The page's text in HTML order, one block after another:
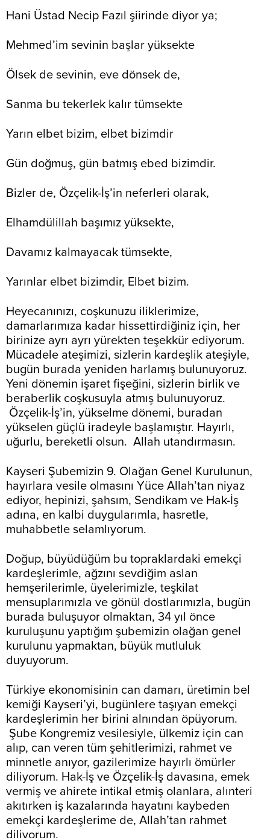
Hani Üstad Necip Fazıl şiirinde diyor ya;
Mehmed’im sevinin başlar yüksekte
Ölsek de sevinin, eve dönsek de,
Sanma bu tekerlek kalır tümsekte
Yarın elbet bizim, elbet bizimdir
Gün doğmuş, gün batmış ebed bizimdir.
Bizler de, Özçelik-İş’in neferleri olarak,
Elhamdülillah başımız yüksekte,
Davamız kalmayacak tümsekte,
Yarınlar elbet bizimdir, Elbet bizim.
Heyecanınızı, coşkunuzu iliklerimize,
damarlarımıza kadar hissettirdiğiniz için, her
birinize ayrı ayrı yürekten teşekkür ediyorum.
Mücadele ateşimizi, sizlerin kardeşlik ateşiyle,
bugün burada yeniden harlamış bulunuyoruz.
Yeni dönemin işaret fişeğini, sizlerin birlik ve
beraberlik coşkusuyla atmış bulunuyoruz.
Özçelik-İş’in, yükselme dönemi, buradan
yükselen güçlü iradeyle başlamıştır. Hayırlı,
uğurlu, bereketli olsun. Allah utandırmasın.
Kayseri Şubemizin 9. Olağan Genel Kurulunun,
hayırlara vesile olmasını Yüce Allah’tan niyaz
ediyor, hepinizi, şahsım, Sendikam ve Hak-İş
adına, en kalbi duygularımla, hasretle,
muhabbetle selamlıyorum.
Doğup, büyüdüğüm bu topraklardaki emekçi
kardeşlerimle, ağzını sevdiğim aslan
hemşerilerimle, üyelerimizle, teşkilat
mensuplarımızla ve gönül dostlarımızla, bugün
burada buluşuyor olmaktan, 34 yıl önce
kuruluşunu yaptığım şubemizin olağan genel
kurulunu yapmaktan, büyük mutluluk
duyuyorum.
Türkiye ekonomisinin can damarı, üretimin bel
kemiği Kayseri’yi, bugünlere taşıyan emekçi
kardeşlerimin her birini alnından öpüyorum.
Şube Kongremiz vesilesiyle, ülkemiz için can
alıp, can veren tüm şehitlerimizi, rahmet ve
minnetle anıyor, gazilerimize hayırlı ömürler
diliyorum. Hak-İş ve Özçelik-İş davasına, emek
vermiş ve ahirete intikal etmiş olanlara, alınteri
akıtırken iş kazalarında hayatını kaybeden
emekçi kardeşlerime de, Allah’tan rahmet
diliyorum.